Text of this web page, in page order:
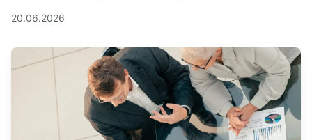
20.06.2026